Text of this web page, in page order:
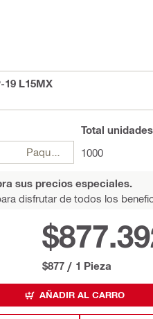
L15MX
Paquetes
Total unidades
1000
sus precios especiales.
disfrutar de todos los
$877 / 1 Pieza
AÑADIR AL CARRO